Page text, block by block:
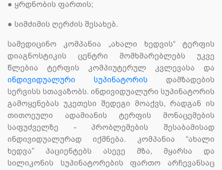
● ყრდნობის ფართის;
● სიმძიმის ღერძის შესახებ.
სამედიცინო კომპანია „ახალი ხედვის“ ტერფის
დიაგნოსტიკის ცენტრი მომხმარებლებს უკვე
წლებია ტერფის კომპიუტერულ კვლევასა და
ინდივიდუალური სუპინატორის დამზადების
სერვისს სთავაზობს. ინდივიდუალური სუპინატორის
გამოყენებას უკეთესი შედეგი მოაქვს, რადგან ის
თითოეული ადამიანის ტერფის მონაცემების
საფუძველზე - პრობლემების შესაბამისად
ინდივიდუალურად იქმნება. კომპანია “ახალი
ხედვა” პაციენტებს ასევე მზა, მყარსა და
სილიკონის სუპინატორების ფართო არჩევანსაც